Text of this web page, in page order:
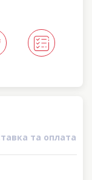
та оплата